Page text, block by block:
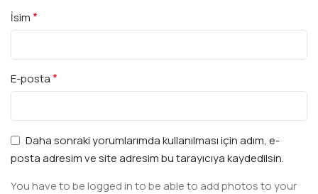
İsim*
E-posta*
Daha sonraki yorumlarımda kullanılması için adım, e-
posta adresim ve site adresim bu tarayıcıya kaydedilsin.
You have to be logged in to be able to add photos to your